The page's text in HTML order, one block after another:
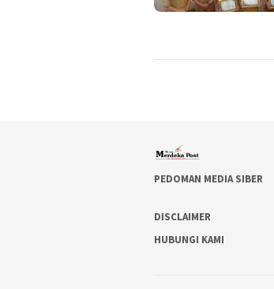
PEDOMAN MEDIA SIBER
DISCLAIMER
HUBUNGI KAMI